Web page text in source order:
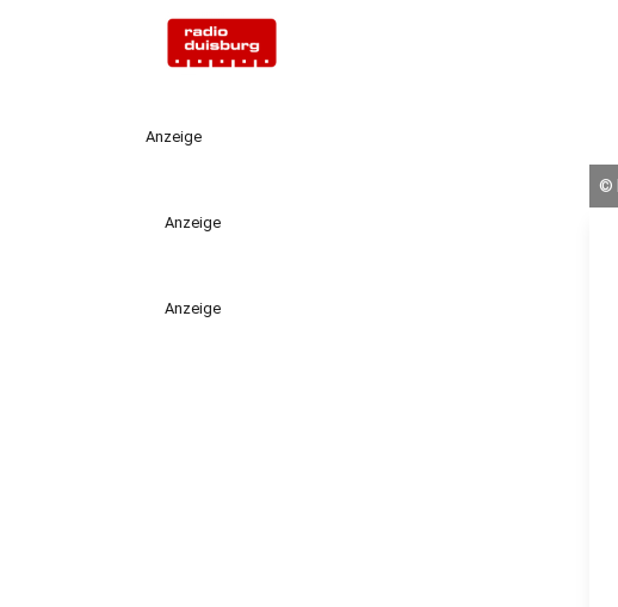
Anzeige
Anzeige
Anzeige
©